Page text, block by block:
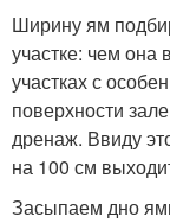
Ширину ям
участке: чем
участках с
поверхности
дренаж. Ввиду
на 100 см
Засыпаем дно